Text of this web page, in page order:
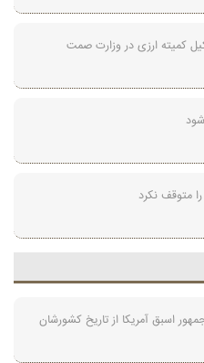
کمیته ارزی در وزارت صمت
نکرد